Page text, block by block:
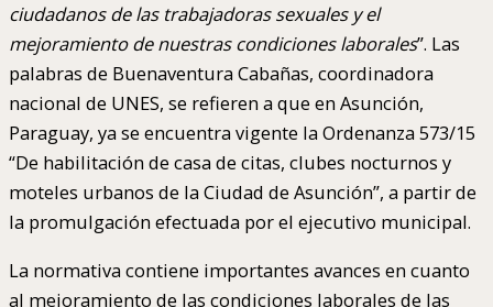
ciudadanos de las trabajadoras sexuales y el
mejoramiento de nuestras condiciones laborales”. Las
palabras de Buenaventura Cabañas, coordinadora
nacional de UNES, se refieren a que en Asunción,
Paraguay, ya se encuentra vigente la Ordenanza 573/15
“De habilitación de casa de citas, clubes nocturnos y
moteles urbanos de la Ciudad de Asunción”, a partir de
la promulgación efectuada por el ejecutivo municipal.
La normativa contiene importantes avances en cuanto
al mejoramiento de las condiciones laborales de las